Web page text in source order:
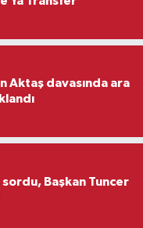
Aktaş davasında ara
Başkan Tuncer